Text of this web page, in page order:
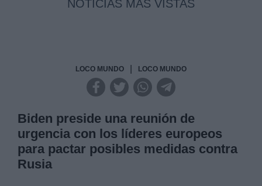
NOTICIAS MAS VISTAS
LOCO MUNDO LOCO MUNDO
Biden preside una reunión de
urgencia con los líderes europeos
para pactar posibles medidas contra
Rusia